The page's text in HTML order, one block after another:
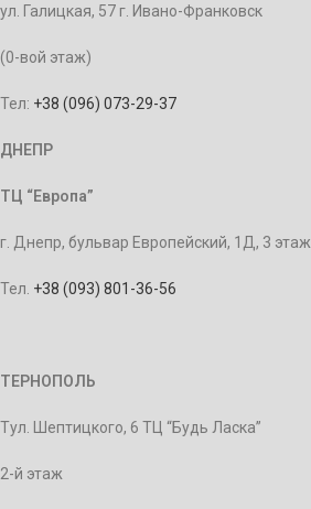
ул. Галицкая, 57 г. Ивано-Франковск
(0-вой этаж)
Тел: +38 (096) 073-29-37
ДНЕПР
ТЦ “Европа”
г. Днепр, бульвар Европейский, 1Д, 3 этаж
Тел. +38 (093) 801-36-56
ТЕРНОПОЛЬ
Тул. Шептицкого, 6 ТЦ “Будь Ласка”
2-й этаж